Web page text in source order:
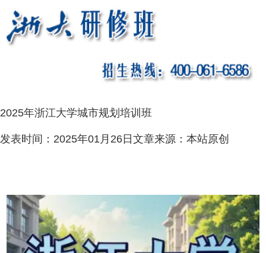
2025年浙江大学城市规划培训班
发表时间： 2025年01月26日 文章来源： 本站原创